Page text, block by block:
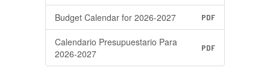
Budget Calendar for 2026-2027 PDF
Calendario Presupuestario Para
2026-2027
PDF